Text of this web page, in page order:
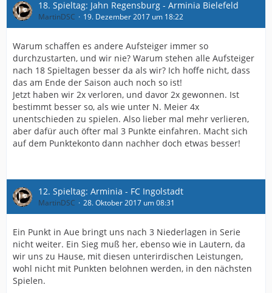
18. Spieltag: Jahn Regensburg - Arminia Bielefeld
MartinDSC 19. Dezember 2017 um 18:22
Warum schaffen es andere Aufsteiger immer so
durchzustarten, und wir nie? Warum stehen alle Aufsteiger
nach 18 Spieltagen besser da als wir? Ich hoffe nicht, dass
das am Ende der Saison auch noch so ist!
Jetzt haben wir 2x verloren, und davor 2x gewonnen. Ist
bestimmt besser so, als wie unter N. Meier 4x
unentschieden zu spielen. Also lieber mal mehr verlieren,
aber dafür auch öfter mal 3 Punkte einfahren. Macht sich
auf dem Punktekonto dann nachher doch etwas besser!
12. Spieltag: Arminia - FC Ingolstadt
MartinDSC 28. Oktober 2017 um 08:31
Ein Punkt in Aue bringt uns nach 3 Niederlagen in Serie
nicht weiter. Ein Sieg muß her, ebenso wie in Lautern, da
wir uns zu Hause, mit diesen unterirdischen Leistungen,
wohl nicht mit Punkten belohnen werden, in den nächsten
Spielen.